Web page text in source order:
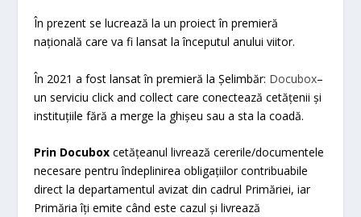
În prezent se lucrează la un proiect în premieră
națională care va fi lansat la începutul anului viitor.
În 2021 a fost lansat în premieră la Șelimbăr: Docubox–
un serviciu click and collect care conectează cetățenii și
instituțiile fără a merge la ghișeu sau a sta la coadă.
Prin Docuboxcetățeanul livrează cererile/documentele
necesare pentru îndeplinirea obligațiilor contribuabile
direct la departamentul avizat din cadrul Primăriei, iar
Primăria îți emite când este cazul și livrează